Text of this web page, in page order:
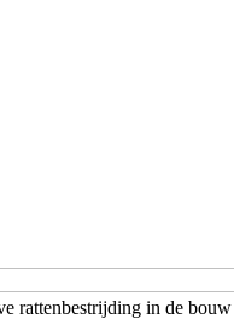
rattenbestrijding in de bouw